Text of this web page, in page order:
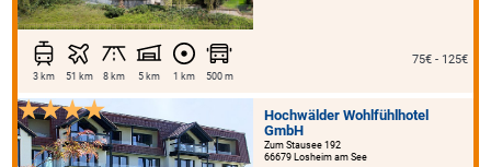
3 km 51 km 8 km 5 km 1 km 500 m
75€ - 125€
Hochwälder Wohlfühlhotel
GmbH
Zum Stausee 192
66679 Losheim am See